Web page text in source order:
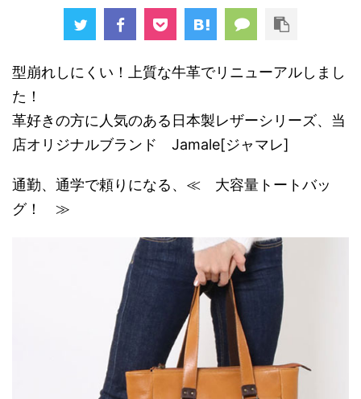
型崩れしにくい！上質な牛革でリニューアルしまし
た！
革好きの方に人気のある日本製レザーシリーズ、当
店オリジナルブランド Jamale[ジャマレ]
通勤、通学で頼りになる、≪ 大容量トートバッ
グ！ ≫